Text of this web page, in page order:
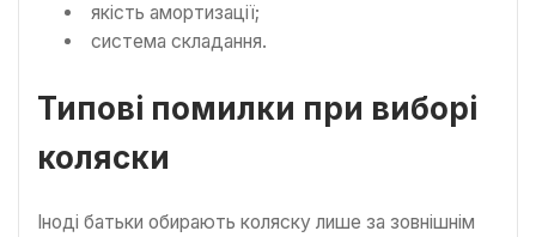
якість амортизації;
система складання.
Типові помилки при виборі
коляски
Іноді батьки обирають коляску лише за зовнішнім